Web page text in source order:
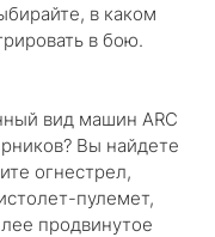
в каком
в бою.
вид машин ARC
Вы найдете
огнестрел,
пулемет,
продвинутое